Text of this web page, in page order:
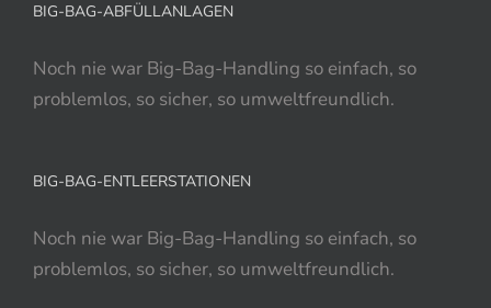
BIG-BAG-ABFÜLLANLAGEN
Noch nie war Big-Bag-Handling so einfach, so
problemlos, so sicher, so umweltfreundlich.
BIG-BAG-ENTLEERSTATIONEN
Noch nie war Big-Bag-Handling so einfach, so
problemlos, so sicher, so umweltfreundlich.